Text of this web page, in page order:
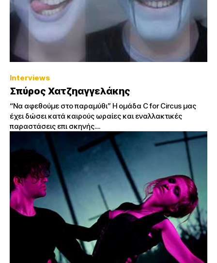
Interviews
Σπύρος Χατζηαγγελάκης
“Να αφεθούμε στο παραμύθι” Η ομάδα C for Circus μας
έχει δώσει κατά καιρούς ωραίες και εναλλακτικές
παραστάσεις επι σκηνής....